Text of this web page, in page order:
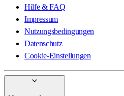
Hilfe & FAQ
Impressum
Nutzungsbedingungen
Datenschutz
Cookie-Einstellungen